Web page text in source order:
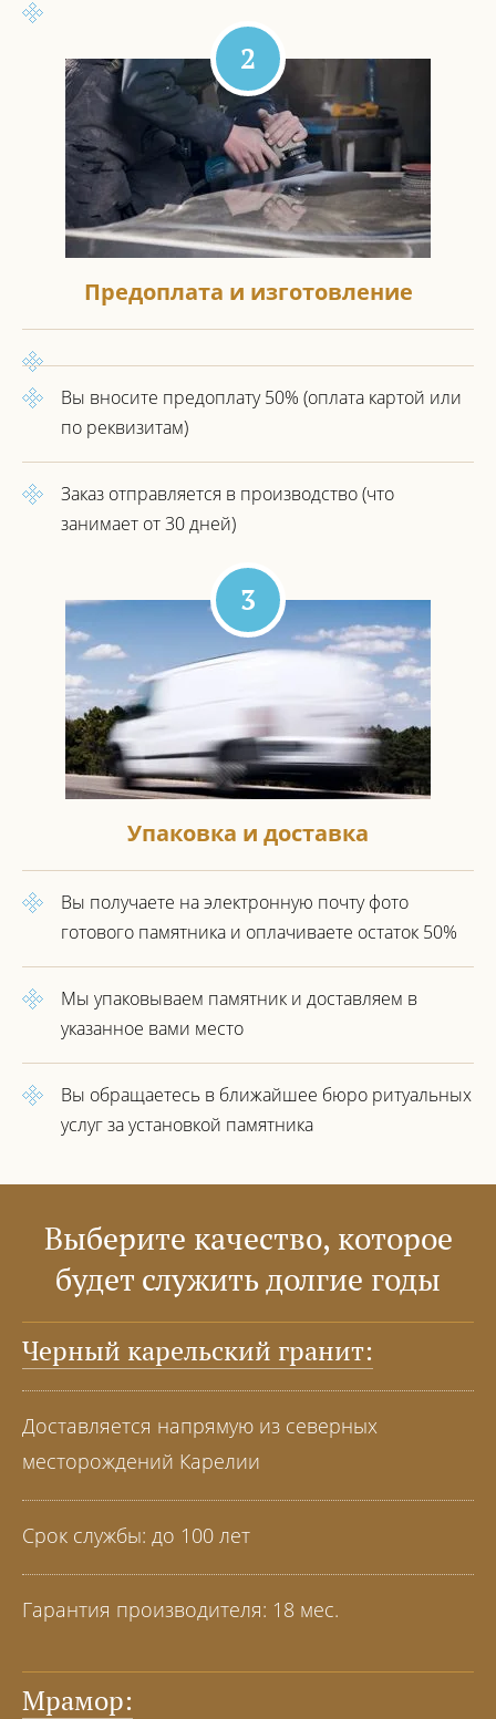
2
Предоплата и изготовление
Вы вносите предоплату 50% (оплата картой или
по реквизитам)
Заказ отправляется в производство(что
занимает от 30 дней)
3
Упаковка и доставка
Вы получаете на электронную почту фото
готового памятника и оплачиваете остаток 50%
Мы упаковываем памятник и доставляем в
указанное вами место
Вы обращаетесь в ближайшее бюро ритуальных
услуг за установкой памятника
Выберите качество, которое
будет служить долгие годы
Черный карельский гранит:
Доставляется напрямую из северных
месторождений Карелии
Срок службы: до 100 лет
Гарантия производителя: 18 мес.
Мрамор: